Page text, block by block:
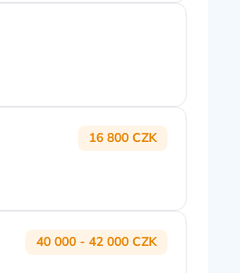
16 800 CZK
40 000 - 42 000 CZK